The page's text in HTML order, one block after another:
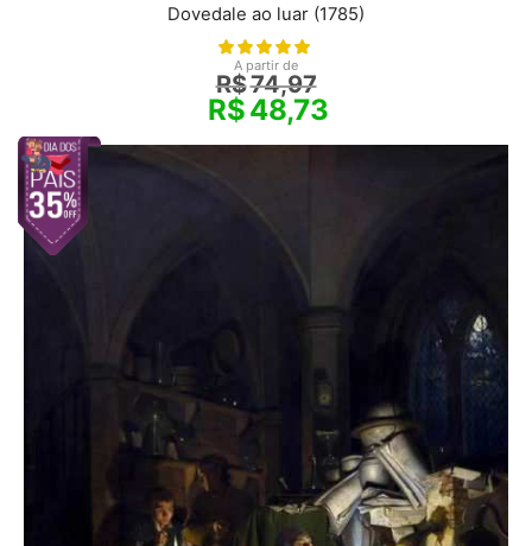
Dovedale ao luar (1785)
A partir de
R$74,97
R$48,73